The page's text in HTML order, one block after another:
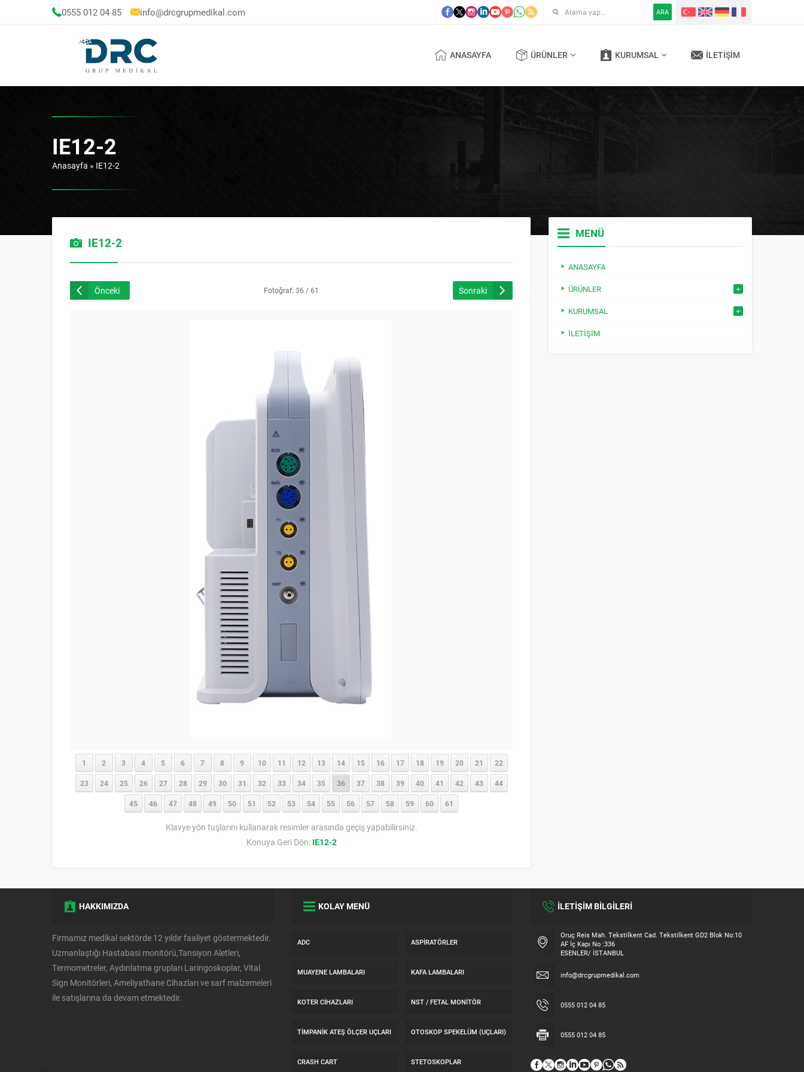
0555 012 04 85 info@drcgrupmedikal.com ARA
ANASAYFA ÜRÜNLER KURUMSAL İLETIŞIM
IE12-2
Anasayfa » IE12-2
IE12-2
Önceki Fotoğraf: 36 / 61 Sonraki
1 2 3 4 5 6 7 8 9 10 11 12 13 14 15 16 17 18 19 20 21 22
23 24 25 26 27 28 29 30 31 32 33 34 35 36 37 38 39 40 41 42 43 44
45 46 47 48 49 50 51 52 53 54 55 56 57 58 59 60 61
Klavye yön tuşlarını kullanarak resimler arasında geçiş yapabilirsiniz.
Konuya Geri Dön: IE12-2
MENÜ
ANASAYFA
ÜRÜNLER
KURUMSAL
İLETIŞIM
HAKKIMIZDA
Firmamız medikal sektörde 12 yıldır faaliyet göstermektedir.
Uzmanlaştığı Hastabasi monitörü,Tansiyon Aletleri,
Termometreler, Aydınlatma grupları Laringoskoplar, Vital
Sign Monitörleri, Ameliyathane Cihazları ve sarf malzemeleri
ile satışlarına da devam etmektedir.
KOLAY MENÜ
ADC ASPIRATÖRLER
MUAYENE LAMBALARI KAFA LAMBALARI
KOTER CIHAZLARI NST / FETAL MONITÖR
TIMPANIK ATEŞ ÖLÇER UÇLARI OTOSKOP SPEKELÜM (UÇLARI)
CRASH CART STETOSKOPLAR
İLETİŞİM BİLGİLERİ
Oruç Reis Mah. Tekstilkent Cad. Tekstilkent GD2 Blok No:10
AF İç Kapı No :336
ESENLER/ İSTANBUL
info@drcgrupmedikal.com
0555 012 04 85
0555 012 04 85
Müşteri Temsilcisi